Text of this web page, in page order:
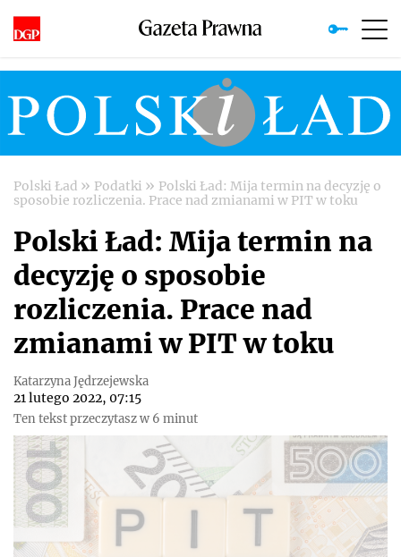
Polski Ład » Podatki » Polski Ład: Mija termin na decyzję o
sposobie rozliczenia. Prace nad zmianami w PIT w toku
Polski Ład: Mija termin na
decyzję o sposobie
rozliczenia. Prace nad
zmianami w PIT w toku
Katarzyna Jędrzejewska
21 lutego 2022, 07:15
Ten tekst przeczytasz w 6 minut